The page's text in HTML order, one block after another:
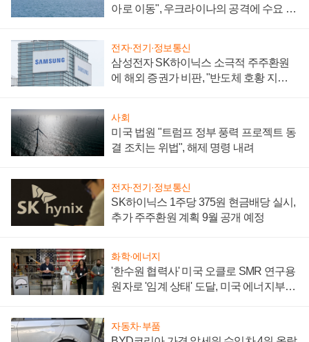
아로 이동", 우크라이나의 공격에 수요 늘
전자·전기·정보통신
삼성전자 SK하이닉스 소극적 주주환원
에 해외 증권가 비판, "반도체 호황 지속
사회
미국 법원 "트럼프 정부 풍력 프로젝트 동
결 조치는 위법", 해제 명령 내려
전자·전기·정보통신
SK하이닉스 1주당 375원 현금배당 실시,
추가 주주환원 계획 9월 공개 예정
화학·에너지
'한수원 협력사' 미국 오클로 SMR 연구용
원자로 '임계 상태' 도달, 미국 에너지부
자동차·부품